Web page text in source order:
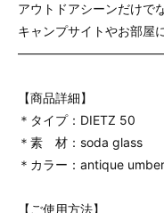
アウトドアシーンだけで
キャンプサイトやお部屋
【商品詳細】
＊タイプ：DIETZ 50
＊素 材：soda glass
＊カラー：antique umber
【ご使用方法】